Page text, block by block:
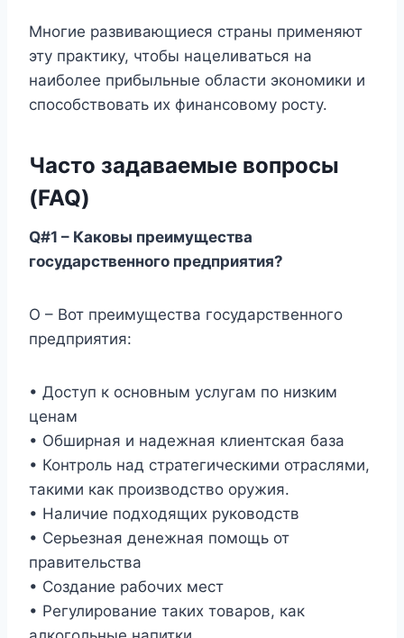
Многие развивающиеся страны применяют
эту практику, чтобы нацеливаться на
наиболее прибыльные области экономики и
способствовать их финансовому росту.
Часто задаваемые вопросы
(FAQ)
Q#1 – Каковы преимущества
государственного предприятия?
О – Вот преимущества государственного
предприятия:
• Доступ к основным услугам по низким
ценам
• Обширная и надежная клиентская база
• Контроль над стратегическими отраслями,
такими как производство оружия.
• Наличие подходящих руководств
• Серьезная денежная помощь от
правительства
• Создание рабочих мест
• Регулирование таких товаров, как